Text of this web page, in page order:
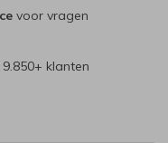
voor vragen
klanten